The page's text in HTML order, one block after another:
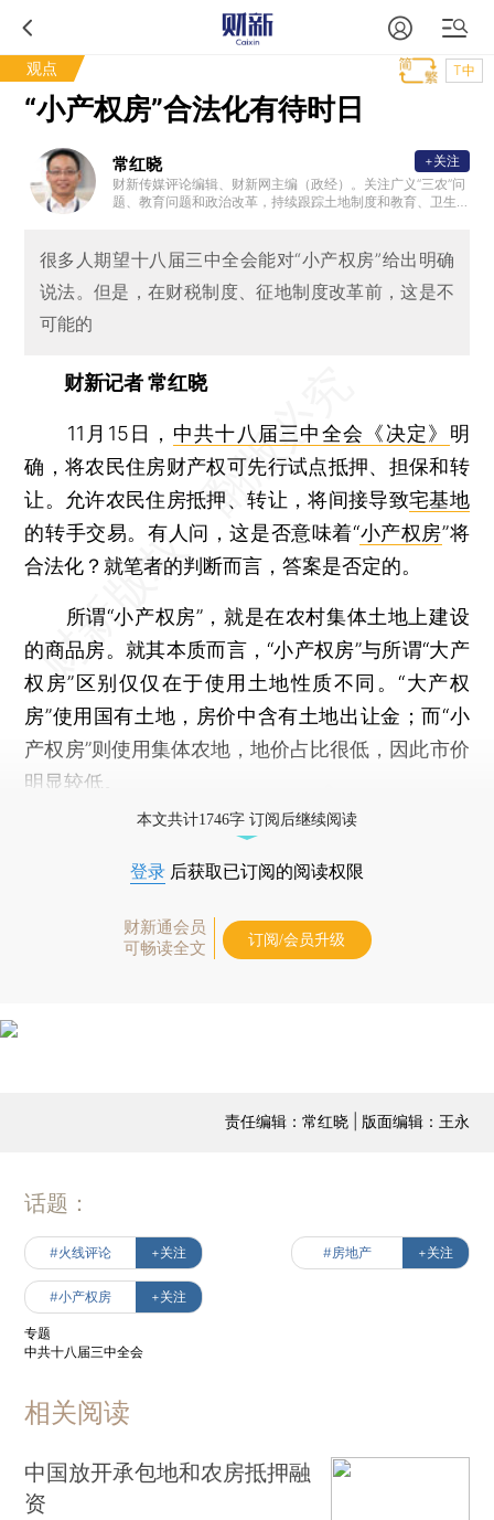
观点 T中
“小产权房”合法化有待时日
常红晓
财新传媒评论编辑、财新网主编（政经）。关注广义“三农”问
题、教育问题和政治改革，持续跟踪土地制度和教育、卫生
+关注
很多人期望十八届三中全会能对“小产权房”给出明确
说法。但是，在财税制度、征地制度改革前，这是不
可能的
财新记者 常红晓
11月15日， 中共十八届三中全会《决定》 明
确，将农民住房财产权可先行试点抵押、担保和转
让。允许农民住房抵押、转让，将间接导致宅基地
的转手交易。有人问，这是否意味着“小产权房”将
合法化？就笔者的判断而言，答案是否定的。
所谓“小产权房”，就是在农村集体土地上建设
的商品房。就其本质而言，“小产权房”与所谓“大产
权房”区别仅仅在于使用土地性质不同。“大产权
房”使用国有土地，房价中含有土地出让金；而“小
产权房”则使用集体农地，地价占比很低，因此市价
明显较低。
本文共计1746字 订阅后继续阅读
登录 后获取已订阅的阅读权限
财新通会员
可畅读全文
订阅/会员升级
责任编辑：常红晓 | 版面编辑：王永
话题：
#火线评论 +关注 #房地产 +关注
#小产权房 +关注
专题
中共十八届三中全会
相关阅读
中国放开承包地和农房抵押融
资